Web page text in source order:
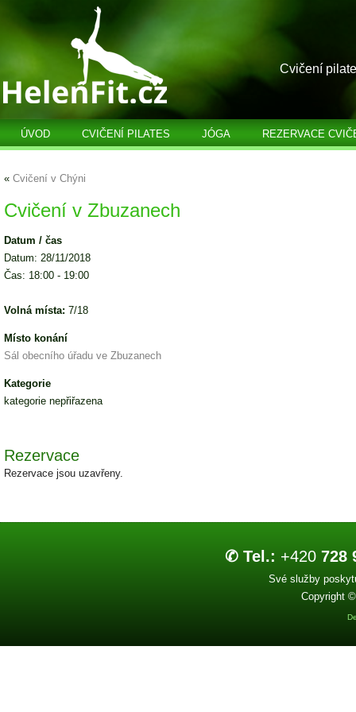
Cvičení
ÚVOD CVIČENÍ PILATES JÓGA REZERVACE
« Cvičení v Chýni
Cvičení v Zbuzanech
Datum / čas
Datum: 28/11/2018
Čas: 18:00 - 19:00
Volná místa: 7/18
Místo konání
Sál obecního úřadu ve Zbuzanech
Kategorie
kategorie nepřiřazena
Rezervace
Rezervace jsou uzavřeny.
✆ Tel.: +420 728
Své služby
Copyright